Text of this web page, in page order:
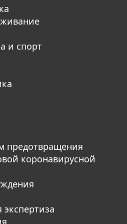
и спорт
предотвращения
коронавирусной